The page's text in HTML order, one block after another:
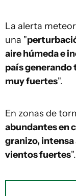
La alerta
una "
aire húmeda e
país
muy fuertes".
En zonas de
abundantes en
granizo,
vientos fuertes".